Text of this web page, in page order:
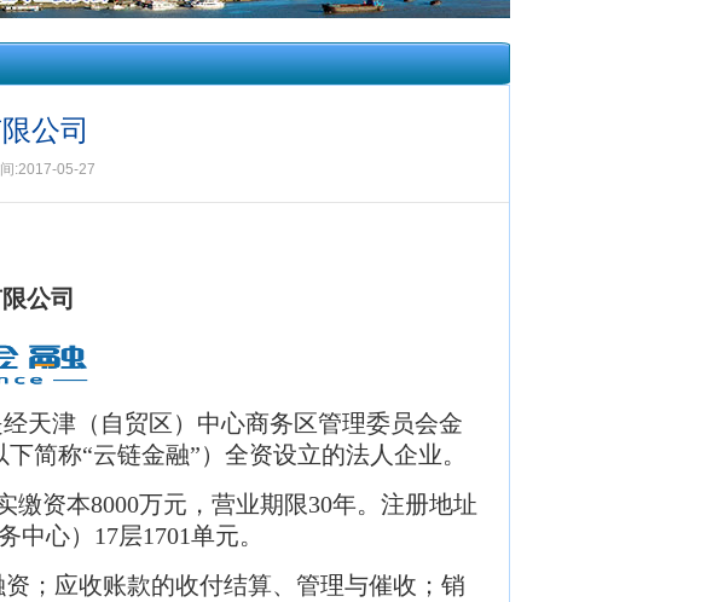
公司
05-27
公司
天津（自贸区）中心商务区管理委员会金
简称“云链金融”）全资设立的法人企业。
缴资本8000万元，营业期限30年。注册地址
心）17层1701单元。
；应收账款的收付结算、管理与催收；销